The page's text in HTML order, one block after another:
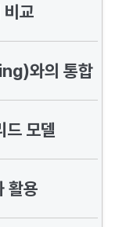
교
와의 통합
드 모델
활용